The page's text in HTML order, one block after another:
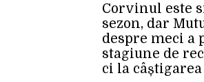
Corvinul este
sezon, dar
despre meci a
stagiune de
ci la